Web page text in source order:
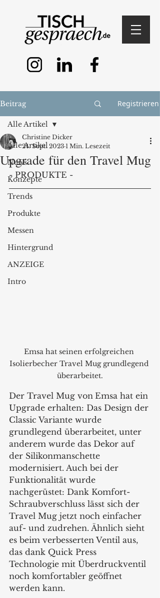
Beitrag Registrieren
Alle Artikel
News
Konzepte
Trends
Produkte
Messen
Hintergrund
ANZEIGE
Intro
Alle Artikel
Upgrade für den Travel Mug
Christine Dicker
24. Sept. 2023 1 Min. Lesezeit
- PRODUKTE -
Emsa hat seinen erfolgreichen
Isolierbecher Travel Mug grundlegend
überarbeitet.
Der Travel Mug von Emsa hat ein
Upgrade erhalten: Das Design der
Classic Variante wurde
grundlegend überarbeitet, unter
anderem wurde das Dekor auf
der Silikonmanschette
modernisiert. Auch bei der
Funktionalität wurde
nachgerüstet: Dank Komfort-
Schraubverschluss lässt sich der
Travel Mug jetzt noch einfacher
auf- und zudrehen. Ähnlich sieht
es beim verbesserten Ventil aus,
das dank Quick Press
Technologie mit Überdruckventil
noch komfortabler geöffnet
werden kann.